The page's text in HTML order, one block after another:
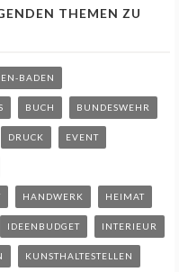
THEMEN ZU
BADEN
BUCH BUNDESWEHR
DRUCK EVENT
HANDWERK HEIMAT
IDEENBUDGET INTERIEUR
KUNSTHALTESTELLEN